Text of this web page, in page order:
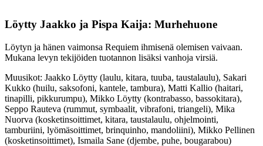
Löytty Jaakko ja Pispa Kaija: Murhehuone
Löytyn ja hänen vaimonsa Requiem ihmisenä olemisen vaivaan.
Mukana levyn tekijöiden tuotannon lisäksi vanhoja virsiä.
Muusikot: Jaakko Löytty (laulu, kitara, tuuba, taustalaulu), Sakari
Kukko (huilu, saksofoni, kantele, tambura), Matti Kallio (haitari,
tinapilli, pikkurumpu), Mikko Löytty (kontrabasso, bassokitara),
Seppo Rauteva (rummut, symbaalit, vibrafoni, triangeli), Mika
Nuorva (kosketinsoittimet, kitara, taustalaulu, ohjelmointi,
tamburiini, lyömäsoittimet, brinquinho, mandoliini), Mikko Pellinen
(kosketinsoittimet), Ismaila Sane (djembe, puhe, bougarabou)